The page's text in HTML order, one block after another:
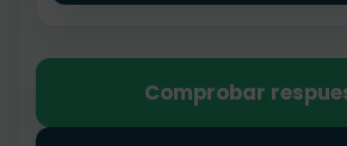
Comprobar